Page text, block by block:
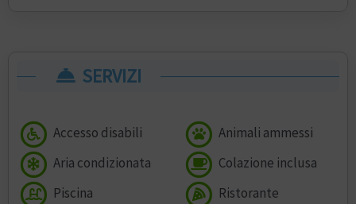
SERVIZI
Accesso disabili
Animali ammessi
Aria condizionata
Colazione inclusa
Piscina
Ristorante